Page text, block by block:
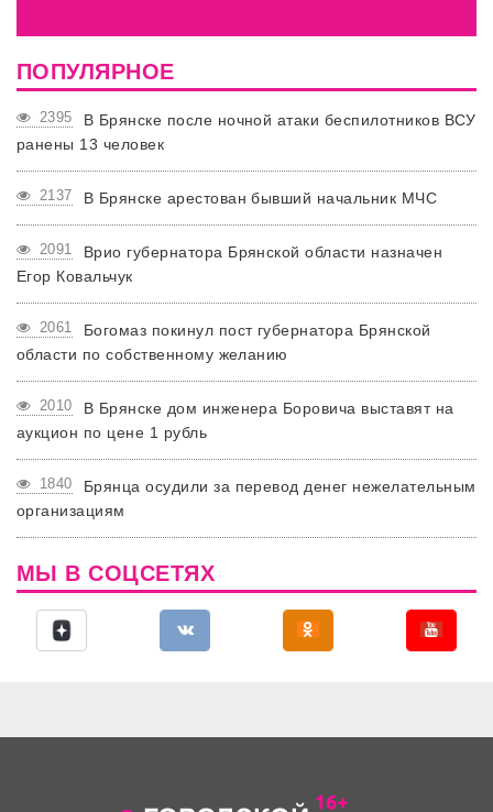
ПОПУЛЯРНОЕ
2395
В Брянске после ночной атаки беспилотников ВСУ
ранены 13 человек
2137 В Брянске арестован бывший начальник МЧС
2091
Врио губернатора Брянской области назначен
Егор Ковальчук
2061
Богомаз покинул пост губернатора Брянской
области по собственному желанию
2010
В Брянске дом инженера Боровича выставят на
аукцион по цене 1 рубль
1840
Брянца осудили за перевод денег нежелательным
организациям
МЫ В СОЦСЕТЯХ